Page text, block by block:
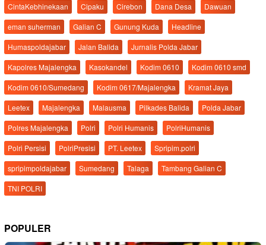
CintaKebhinekaan
Cipaku Cirebon Dana Desa
Dawuan
eman suherman
Galian C Gunung Kuda
Headline
Humaspoldajabar
Jalan Balida
Jurnalis Polda Jabar
Kapolres Majalengka
Kasokandel Kodim 0610
Kodim 0610 smd
Kodim 0610/Sumedang
Kodim 0617/Majalengka
Kramat Jaya
Leetex
Majalengka Malausma Pilkades Balida
Polda Jabar
Polres Majalengka
Polri Polri Humanis
PolriHumanis
Polri Persisi
PolriPresisi PT. Leetex
Spripim.polri
spripimpoldajabar
Sumedang Talaga
Tambang Galian C
TNI POLRI
POPULER